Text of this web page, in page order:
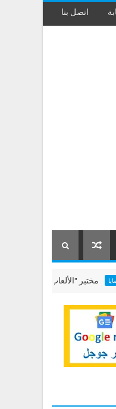
اتصل بنا
"الألعاب البحرية" في "عطلتنا غير"